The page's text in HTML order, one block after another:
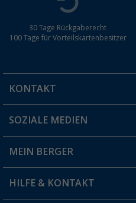
30 Tage Rückgaberecht
100 Tage für Vorteilskartenbesitzer
KONTAKT
Du hast eine Frage?
Filiale finden
SOZIALE MEDIEN
MEIN BERGER
Vorteilskarte
HILFE & KONTAKT